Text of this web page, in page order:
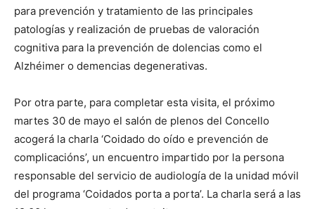
para prevención y tratamiento de las principales
patologías y realización de pruebas de valoración
cognitiva para la prevención de dolencias como el
Alzhéimer o demencias degenerativas.
Por otra parte, para completar esta visita, el próximo
martes 30 de mayo el salón de plenos del Concello
acogerá la charla ‘Coidado do oído e prevención de
complicacións’, un encuentro impartido por la persona
responsable del servicio de audiología de la unidad móvil
del programa ‘Coidados porta a porta’. La charla será a las